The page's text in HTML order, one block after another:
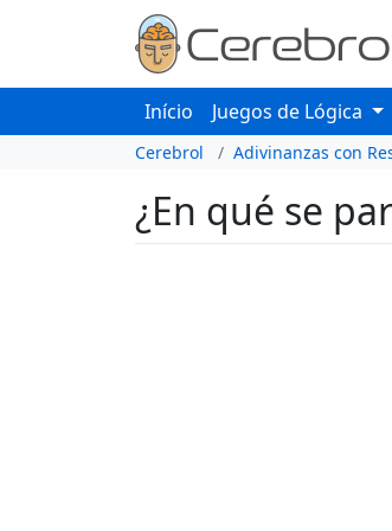
Início Juegos de Lógica
Cerebrol Adivinanzas con
¿En qué se